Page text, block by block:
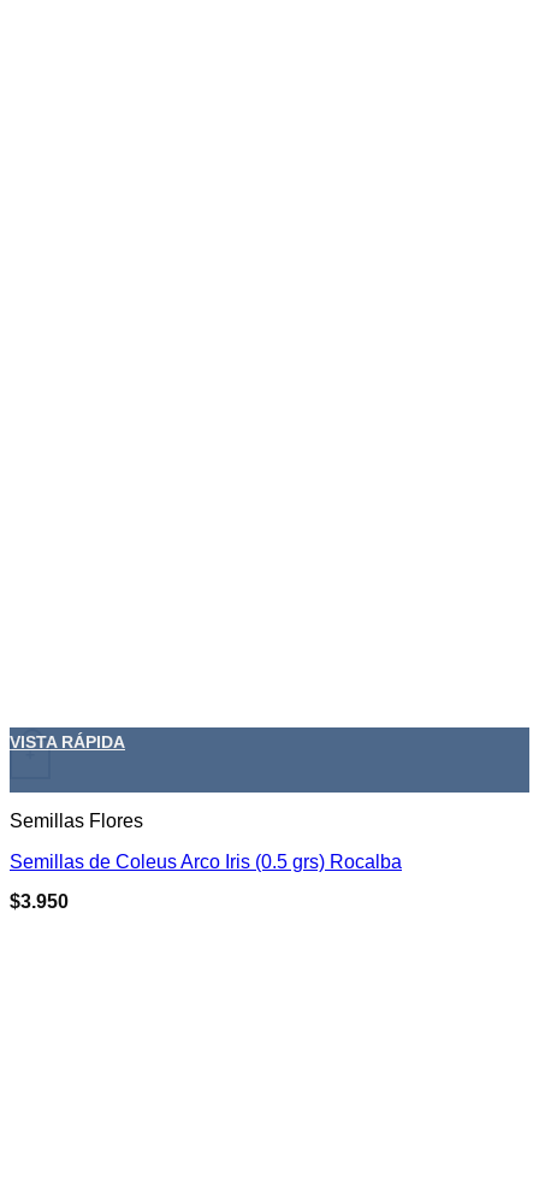
+
VISTA RÁPIDA
Semillas Flores
Semillas de Coleus Arco Iris (0.5 grs) Rocalba
$3.950